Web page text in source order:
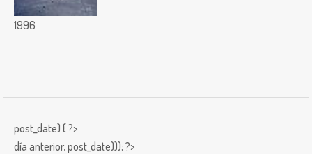
1996
post_date) { ?>
día anterior,post_date))); ?>